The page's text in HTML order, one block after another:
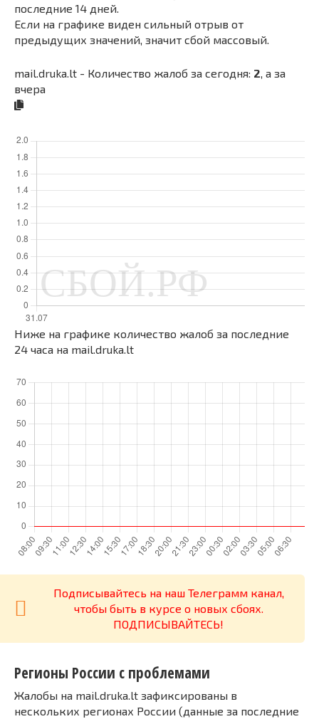
последние 14 дней.
Если на графике виден сильный отрыв от
предыдущих значений, значит сбой массовый.
mail.druka.lt - Количество жалоб за сегодня: 2 , а за
вчера
Ниже на графике количество жалоб за последние
24 часа на mail.druka.lt
Подписывайтесь на наш Телеграмм канал,
чтобы быть в курсе о новых сбоях.
ПОДПИСЫВАЙТЕСЬ!
Регионы России с проблемами
Жалобы на mail.druka.lt зафиксированы в
нескольких регионах России (данные за последние